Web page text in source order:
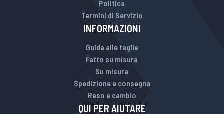
Politica
Termini di Servizio
INFORMAZIONI
Guida alle taglie
Fatto su misura
Su misura
Spedizione e consegna
Reso e cambio
QUI PER AIUTARE